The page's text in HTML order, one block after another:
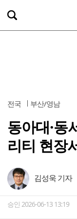
전국 부산/영남
동아대·동
리티 현장
김성욱 기자
승인 2026-06-13 13:19